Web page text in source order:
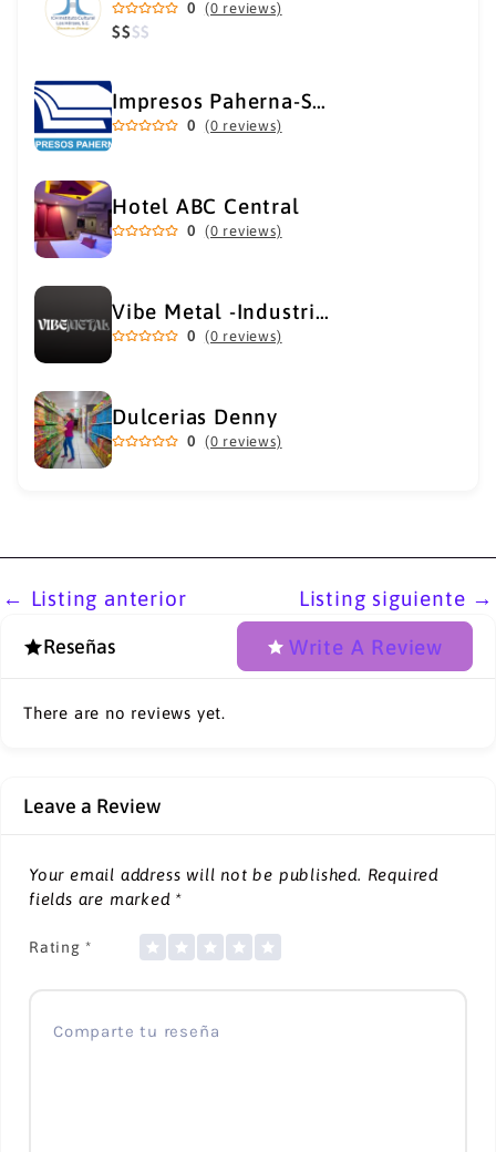
0 (0 reviews)
$$$$
Impresos Paherna-Servicios Gráficos Industriales
0 (0 reviews)
Hotel ABC Central
0 (0 reviews)
Vibe Metal -Industrial Metal Supply
0 (0 reviews)
Dulcerias Denny
0 (0 reviews)
← Listing anterior Listing siguiente →
Reseñas Write A Review
There are no reviews yet.
Leave a Review
Your email address will not be published. Required
fields are marked *
Rating *